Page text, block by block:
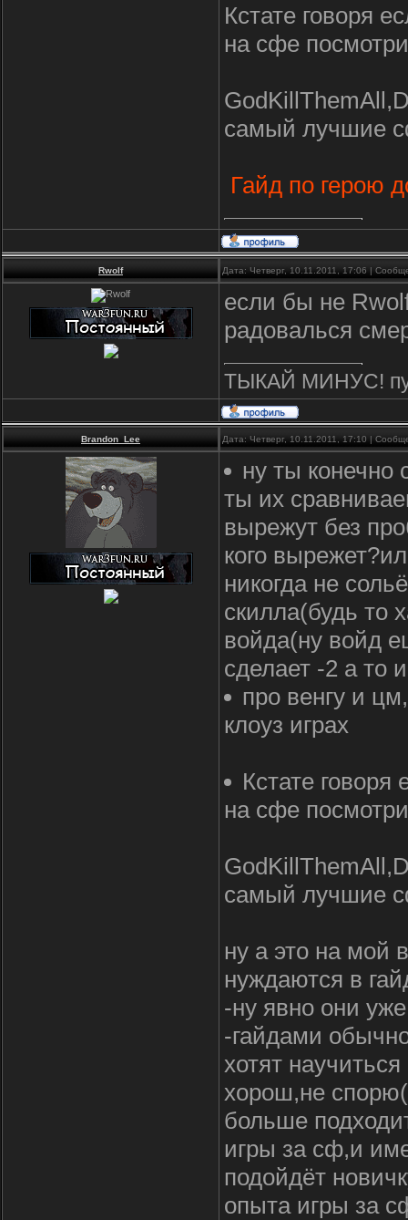
Кстате говоря
на сфе
самый лучшие
Гайд по герою
Rwolf Дата: Четверг, 10.11.2011, 17:06 |
если бы не
радовалься
ТЫКАЙ МИНУС!
Brandon_Lee Дата: Четверг, 10.11.2011, 17:10 |
ну ты конечно
ты их
вырежут без
кого
никогда не
скилла(будь то
войда(ну войд
сделает -2 а то
про венгу и
клоуз играх
Кстате говоря
на сфе
самый лучшие
ну а это на мой
нуждаются в
-ну явно они
-гайдами
хотят
хорош,не
больше
игры за сф,и
подойдёт
опыта игры за